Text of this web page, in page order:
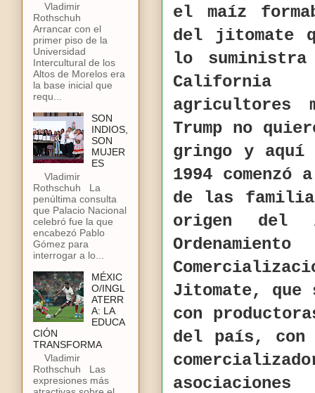
el maíz
del jitomate
lo
agricultores
Trump no
gringo y aquí
1994
de las
origen del
Jitomate, que
con
del país, con
Vladimir
Rothschuh
Arrancar con el
primer piso de la
Universidad
Intercultural de los
Altos de Morelos era
la base inicial que
requ...
SON
INDIOS,
SON
MUJER
ES
Vladimir
Rothschuh La
penúltima consulta
que Palacio Nacional
celebró fue la que
encabezó Pablo
Gómez para
interrogar a lo...
MÉXIC
O/INGL
ATERR
A: LA
EDUCA
CIÓN
TRANSFORMA
Vladimir
Rothschuh Las
expresiones más